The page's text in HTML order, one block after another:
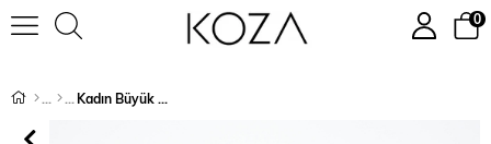
0
Kadın Büyük Beden Çift Şerit Detaylı Uzun Elbise 5279-25